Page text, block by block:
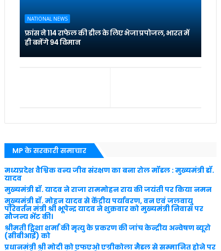
NATIONAL NEWS
फ्रांस ने 114 राफेल की डील के लिए भेजा प्रपोजल, भारत में
ही बनेंगे 94 विमान
MP के सरकारी समाचार
मध्यप्रदेश वैश्विक वन्य जीव संरक्षण का बना रोल मॉडल : मुख्यमंत्री डॉ.
यादव
मुख्यमंत्री डॉ. यादव ने राजा राममोहन राय की जयंती पर किया नमन
मुख्यमंत्री डॉ. मोहन यादव से केंद्रीय पर्यावरण, वन एवं जलवायु
परिवर्तन मंत्री श्री भूपेन्द्र यादव ने शुक्रवार को मुख्यमंत्री निवास पर
सौजन्य भेंट की।
श्रीमती ट्विशा शर्मा की मृत्यु के प्रकरण की जांच केन्द्रीय अन्वेषण ब्यूरो
(सीबीआई) को
प्रधानमंत्री श्री मोदी को एफएओ एग्रीकोला मैडल से सम्मानित होने पर